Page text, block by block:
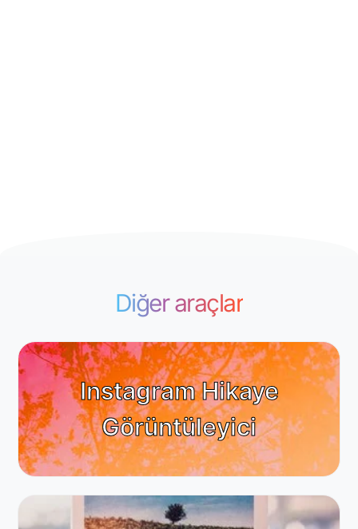
Diğer araçlar
Instagram Hikaye
Görüntüleyici